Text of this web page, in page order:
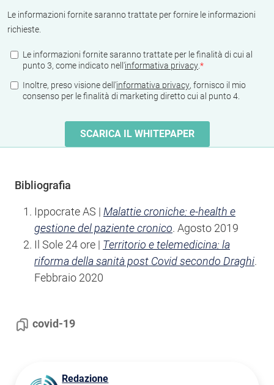
Bibliografia
Ippocrate AS | Malattie croniche: e-health e
gestione del paziente cronico. Agosto 2019
Il Sole 24 ore | Territorio e telemedicina: la
riforma della sanità post Covid secondo Draghi.
Febbraio 2020
covid-19
Redazione